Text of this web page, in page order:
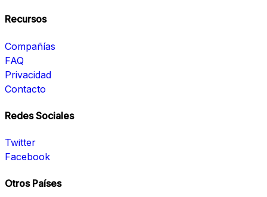
Recursos
Compañías
FAQ
Privacidad
Contacto
Redes Sociales
Twitter
Facebook
Otros Países